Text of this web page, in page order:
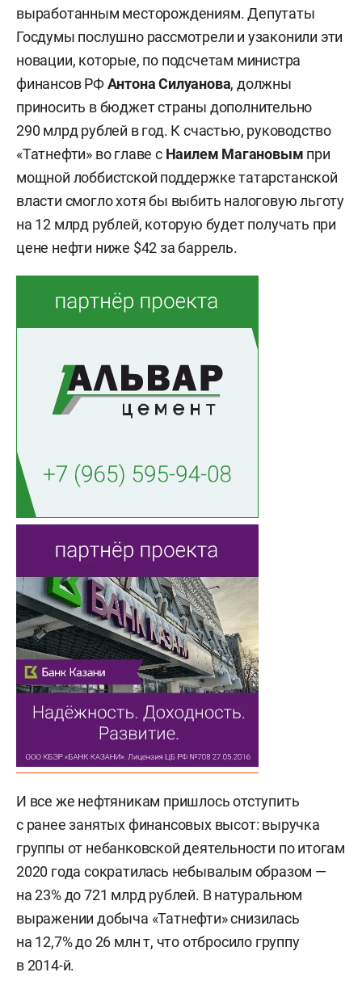
выработанным месторождениям. Депутаты
Госдумы послушно рассмотрели и узаконили эти
новации, которые, по подсчетам министра
финансов РФАнтона Силуанова, должны
приносить в бюджет страны дополнительно
290 млрд рублей в год. К счастью, руководство
«Татнефти» во главе с Наилем Магановым при
мощной лоббистской поддержке татарстанской
власти смогло хотя бы выбить налоговую льготу
на 12 млрд рублей, которую будет получать при
цене нефти ниже $42 за баррель.
И все же нефтяникам пришлось отступить
с ранее занятых финансовых высот: выручка
группы от небанковской деятельности по итогам
2020 года сократилась небывалым образом —
на 23% до 721 млрд рублей. В натуральном
выражении добыча «Татнефти» снизилась
на 12,7% до 26 млн т, что отбросило группу
в 2014-й.